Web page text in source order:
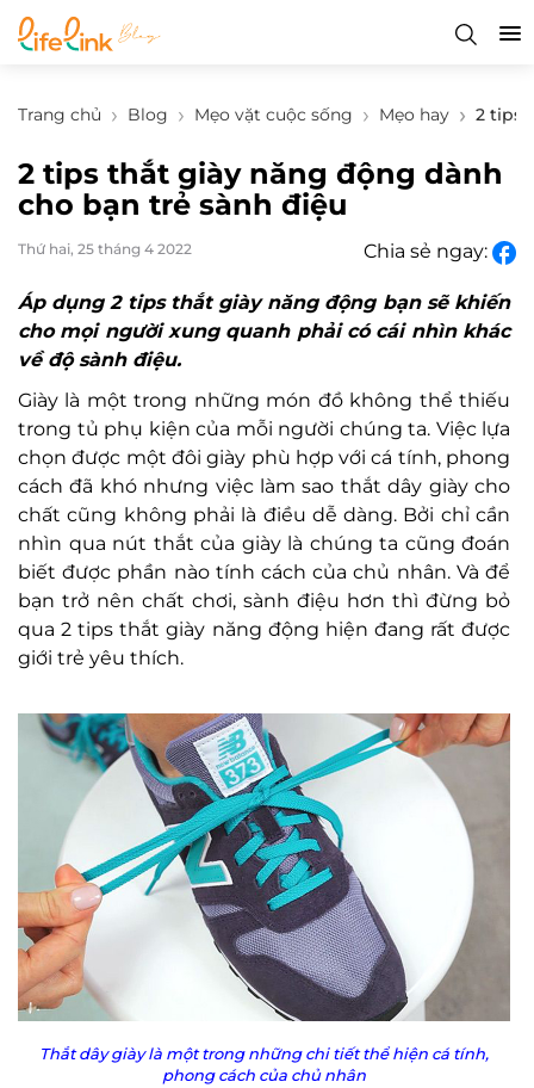
Trang chủ Blog Mẹo vặt cuộc sống Mẹo hay 2 tips
2 tips thắt giày năng động dành
cho bạn trẻ sành điệu
Thứ hai, 25 tháng 4 2022 Chia sẻ ngay:
Áp dụng 2 tips thắt giày năng động bạn sẽ khiến
cho mọi người xung quanh phải có cái nhìn khác
về độ sành điệu.
Giày là một trong những món đồ không thể thiếu
trong tủ phụ kiện của mỗi người chúng ta. Việc lựa
chọn được một đôi giày phù hợp với cá tính, phong
cách đã khó nhưng việc làm sao thắt dây giày cho
chất cũng không phải là điều dễ dàng. Bởi chỉ cần
nhìn qua nút thắt của giày là chúng ta cũng đoán
biết được phần nào tính cách của chủ nhân. Và để
bạn trở nên chất chơi, sành điệu hơn thì đừng bỏ
qua 2 tips thắt giày năng động hiện đang rất được
giới trẻ yêu thích.
Thắt dây giày là một trong những chi tiết thể hiện cá tính,
phong cách của chủ nhân